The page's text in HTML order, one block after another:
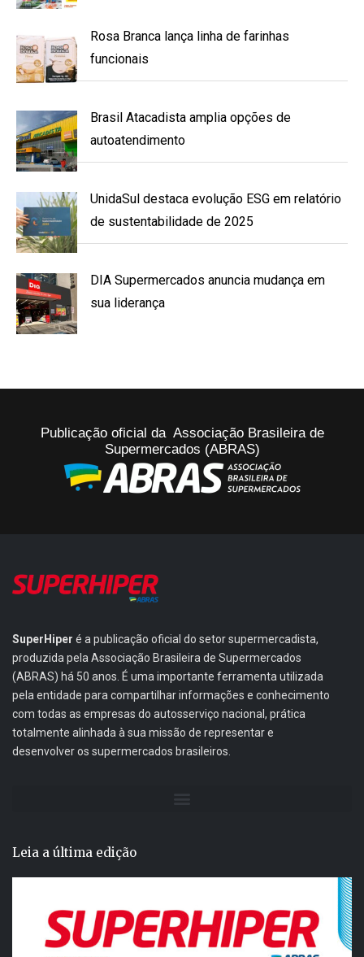
Rosa Branca lança linha de farinhas
funcionais
Brasil Atacadista amplia opções de
autoatendimento
UnidaSul destaca evolução ESG em relatório
de sustentabilidade de 2025
DIA Supermercados anuncia mudança em
sua liderança
Publicação oficial da Associação Brasileira de
Supermercados (ABRAS)
SuperHiper é a publicação oficial do setor supermercadista,
produzida pela Associação Brasileira de Supermercados
(ABRAS) há 50 anos. É uma importante ferramenta utilizada
pela entidade para compartilhar informações e conhecimento
com todas as empresas do autosserviço nacional, prática
totalmente alinhada à sua missão de representar e
desenvolver os supermercados brasileiros.
Leia a última edição